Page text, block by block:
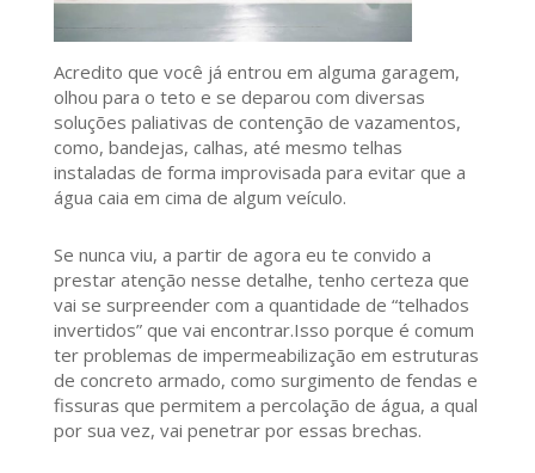
Acredito que você já entrou em alguma garagem,
olhou para o teto e se deparou com diversas
soluções paliativas de contenção de vazamentos,
como, bandejas, calhas, até mesmo telhas
instaladas de forma improvisada para evitar que a
água caia em cima de algum veículo.
Se nunca viu, a partir de agora eu te convido a
prestar atenção nesse detalhe, tenho certeza que
vai se surpreender com a quantidade de “telhados
invertidos” que vai encontrar.Isso porque é comum
ter problemas de impermeabilização em estruturas
de concreto armado, como surgimento de fendas e
fissuras que permitem a percolação de água, a qual
por sua vez, vai penetrar por essas brechas.